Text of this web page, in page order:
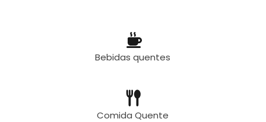
Bebidas quentes
Comida Quente